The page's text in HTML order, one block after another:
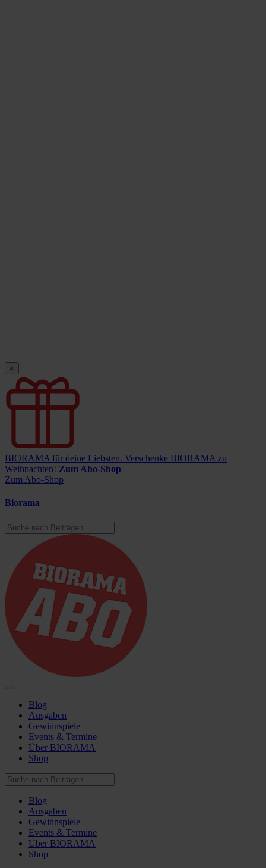
×
BIORAMA für deine Liebsten. Verschenke BIORAMA zu
Weihnachten! Zum Abo-Shop
Zum Abo-Shop
Biorama
Blog
Ausgaben
Gewinnspiele
Events & Termine
Über BIORAMA
Shop
Blog
Ausgaben
Gewinnspiele
Events & Termine
Über BIORAMA
Shop